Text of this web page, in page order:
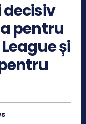
decisiv
pentru
și